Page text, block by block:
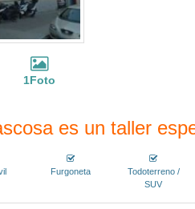
1Foto
es un taller
Furgoneta
Todoterreno /
SUV